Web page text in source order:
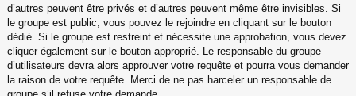
d’autres peuvent être privés et d’autres peuvent même être invisibles. Si
le groupe est public, vous pouvez le rejoindre en cliquant sur le bouton
dédié. Si le groupe est restreint et nécessite une approbation, vous devez
cliquer également sur le bouton approprié. Le responsable du groupe
d’utilisateurs devra alors approuver votre requête et pourra vous demander
la raison de votre requête. Merci de ne pas harceler un responsable de